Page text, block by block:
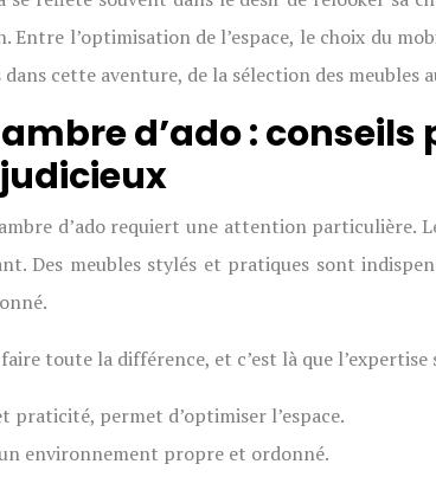
l’optimisation de l’espace, le choix du
cette aventure, de la sélection des meubles
d’ado :
d’ado requiert une attention particulière.
Des meubles stylés et pratiques sont
toute la différence, et c’est là que
permet d’optimiser l’espace.
environnement propre et ordonné.